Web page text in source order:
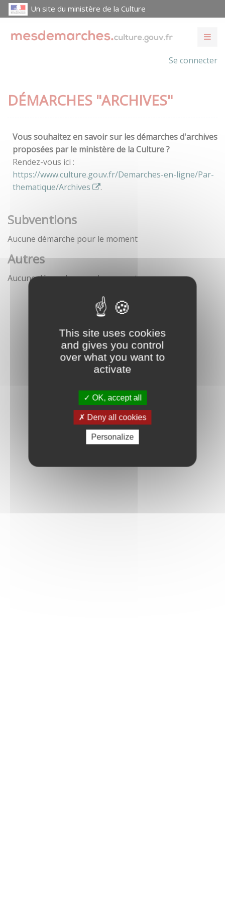
This site uses cookies
and gives you control
over what you want to
activate
OK, accept all
Deny all cookies
Personalize
Un site du ministère de la Culture
Se connecter
DÉMARCHES "ARCHIVES"
Vous souhaitez en savoir sur les démarches d'archives
proposées par le ministère de la Culture ?
Rendez-vous ici :
https://www.culture.gouv.fr/Demarches-en-ligne/Par-
thematique/Archives
.
Subventions
Aucune démarche pour le moment
Autres
Aucune démarche pour le moment